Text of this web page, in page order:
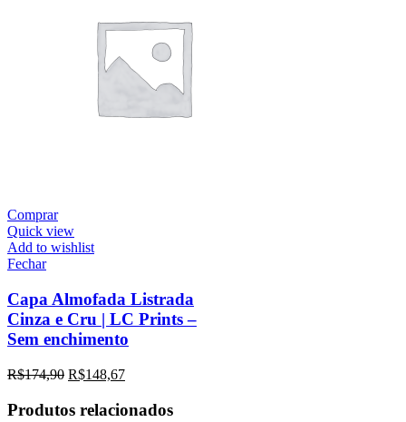
Comprar
Quick view
Add to wishlist
Fechar
Capa Almofada Listrada
Cinza e Cru | LC Prints –
Sem enchimento
R$174,90 R$148,67
Produtos relacionados